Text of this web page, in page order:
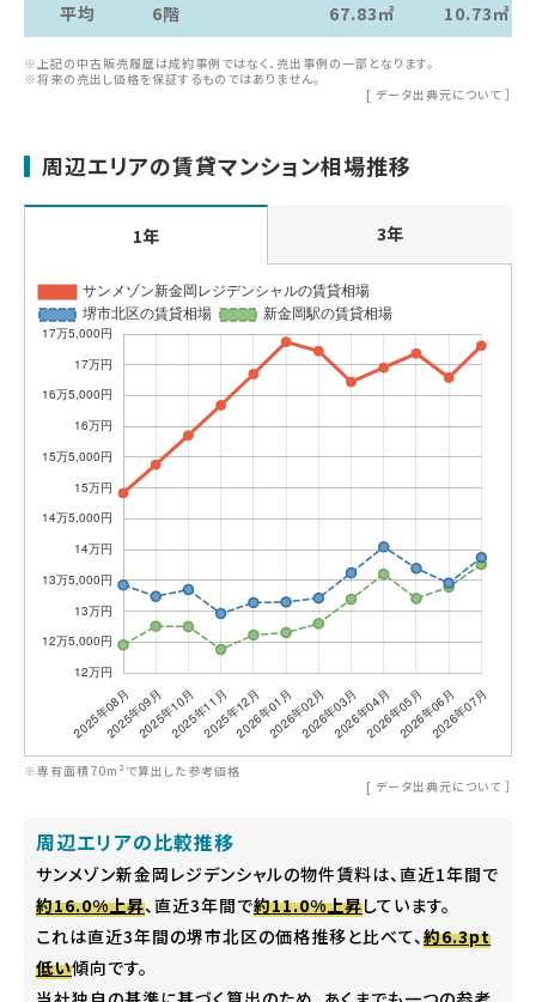
平均
6階 67.83㎡ 10.73㎡
※上記の中古販売履歴は成約事例ではなく、売出事例の一部となります。
※将来の売出し価格を保証するものではありません。
[ データ出典元について ］
周辺エリアの賃貸マンション相場推移
1年 3年
※専有面積70m²で算出した参考価格
[ データ出典元について ］
周辺エリアの比較推移
サンメゾン新金岡レジデンシャルの物件賃料は、直近1年間で
約16.0%上昇、直近3年間で約11.0%上昇しています。
これは直近3年間の堺市北区の価格推移と比べて、約6.3pt
低い傾向です。